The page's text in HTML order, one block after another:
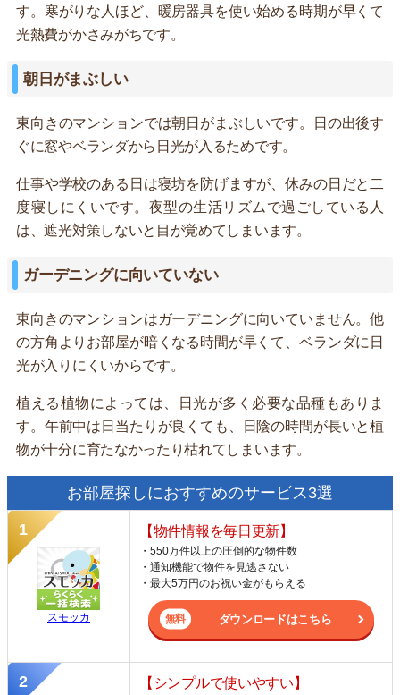
す。寒がりな人ほど、暖房器具を使い始める時期が早くて
光熱費がかさみがちです。
朝日がまぶしい
東向きのマンションでは朝日がまぶしいです。日の出後す
ぐに窓やベランダから日光が入るためです。
仕事や学校のある日は寝坊を防げますが、休みの日だと二
度寝しにくいです。夜型の生活リズムで過ごしている人
は、遮光対策しないと目が覚めてしまいます。
ガーデニングに向いていない
東向きのマンションはガーデニングに向いていません。他
の方角よりお部屋が暗くなる時間が早くて、ベランダに日
光が入りにくいからです。
植える植物によっては、日光が多く必要な品種もありま
す。午前中は日当たりが良くても、日陰の時間が長いと植
物が十分に育たなかったり枯れてしまいます。
お部屋探しにおすすめのサービス3選
スモッカ
【物件情報を毎日更新】
・550万件以上の圧倒的な物件数
・通知機能で物件を見逃さない
・最大5万円のお祝い金がもらえる
ダウンロードはこちら
【シンプルで使いやすい】